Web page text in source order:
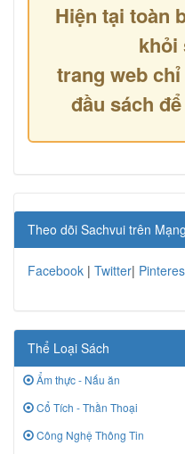
Hiện tại toàn
khỏi
trang web
đầu sách
Theo dõi Sachvui trên
Facebook | Twitter|
Thể Loại Sách
Ẩm thực - Nấu ăn
Cổ Tích - Thần Thoại
Công Nghệ Thông Tin